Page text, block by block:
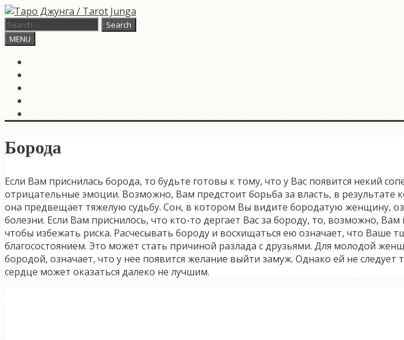
Skip
to
content
Search
for:
Search
MENU
ГЛАВНАЯ
КАРТА ДНЯ
О САЙТЕ
КОНТАКТЫ
SEARCH
Борода
Если Вам приснилась борода, то будьте готовы к тому, что у Вас появится некий
отрицательные эмоции. Возможно, Вам предстоит борьба за власть, в результате
она предвещает тяжелую судьбу. Сон, в котором Вы видите бородатую женщину,
болезни. Если Вам приснилось, что кто-то дергает Вас за бороду, то, возможно,
чтобы избежать риска. Расчесывать бороду и восхищаться ею означает, что Ваше
благосостоянием. Это может стать причиной разлада с друзьями. Для молодой
бородой, означает, что у нее появится желание выйти замуж. Однако ей не
сердце может оказаться далеко не лучшим.